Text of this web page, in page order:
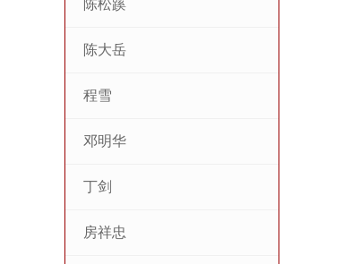
陈松蹊
陈大岳
程雪
邓明华
丁剑
房祥忠